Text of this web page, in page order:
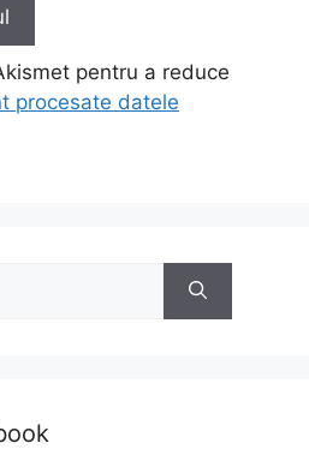
pentru a reduce
procesate datele